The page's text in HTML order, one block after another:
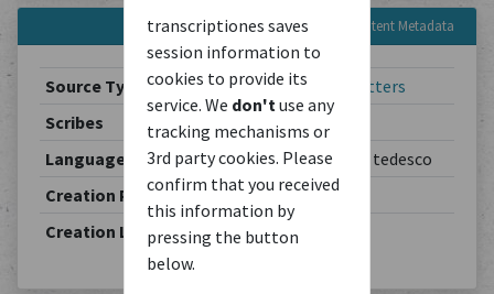
transcriptiones saves
session information to
cookies to provide its
service. We don't use any
tracking mechanisms or
3rd party cookies. Please
confirm that you received
this information by
pressing the button
below.
Content Metadata
Source Type Correspondence
Letters
Scribes
Theodor Schiemann
Languages
Deutsch / allemand / tedesco
Creation Period
1901-05-22
Creation Location
Berlin